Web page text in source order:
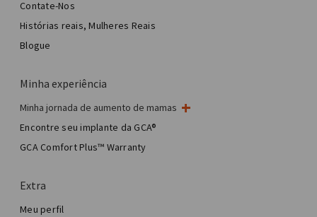
Contate-Nos
Histórias reais, Mulheres Reais
Blogue
Minha experiência
Minha jornada de aumento de mamas
Minha cirurgia de mama
Cirurgia estética de mama
Total Breast Reconstruction™
Encontre seu implante da GCA®
GCA Comfort Plus™ Warranty
Extra
Meu perfil